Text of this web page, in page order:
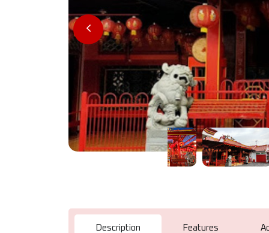
Description Features